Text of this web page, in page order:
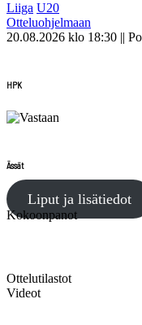
Liiga U20
Otteluohjelmaan
20.08.2026 klo 18:30 ||
HPK
Ässät
Liput ja lisätiedot
Kokoonpanot
Ottelutilastot
Videot